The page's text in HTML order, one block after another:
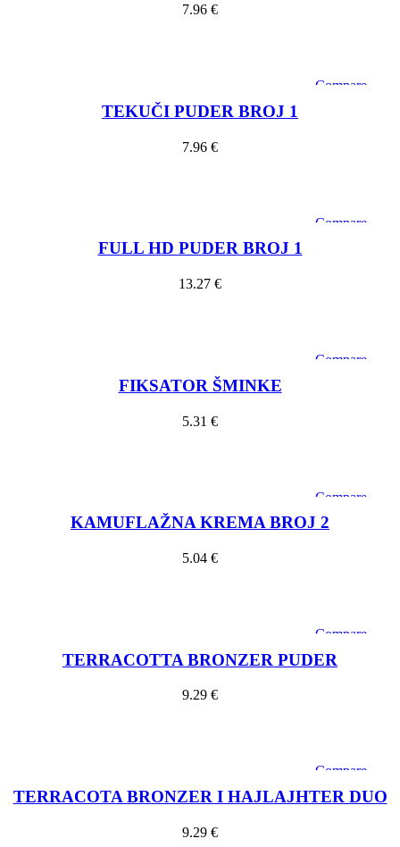
7.96 €
Compare
TEKUČI PUDER BROJ 1
7.96 €
Compare
Add to wishlist
FULL HD PUDER BROJ 1
13.27 €
Compare
FIKSATOR ŠMINKE
5.31 €
Compare
Quick view
Add to wishlist
KAMUFLAŽNA KREMA BROJ 2
5.04 €
Compare
Add to wishlist
TERRACOTTA BRONZER PUDER
9.29 €
Compare
Add to wishlist
TERRACOTA BRONZER I HAJLAJHTER DUO
9.29 €